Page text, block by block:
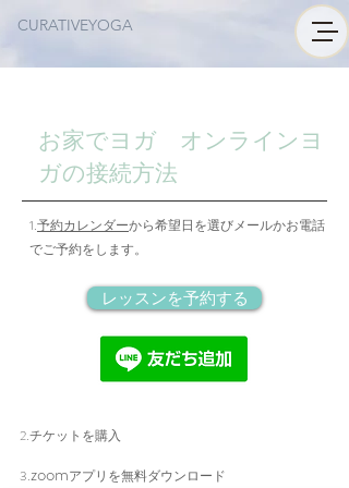
​CURATIVEYOGA
お家でヨガ オンラインヨ
ガの接続方法
​1.予約カレンダーから希望日を選びメールかお電話
でご予約をします。
レッスンを予約する
2.チケットを購入
3.zoomアプリを無料ダウンロード​